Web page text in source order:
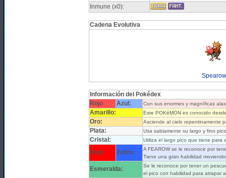
Inmune (x0):
Cadena Evolutiva
Spearow
Información del Pokédex
Rojo
Azul: Con sus enormes y magníficas
Amarillo: Este POKéMON es conocido
Oro: Asciende al cielo repentinamente
Plata: Usa sabiamente su largo y fino
Cristal: Utiliza el largo pico que tiene para
Rubí Zafiro:
A FEAROW se le reconoce por
Tiene una gran habilidad
Esmeralda:
Se le reconoce por tener un
el pico con habilidad para atrapar